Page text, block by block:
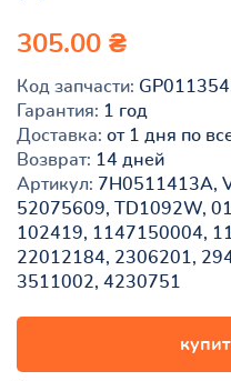
305.00 ₴
Код запчасти:
Гарантия: 1 год
Доставка: от 1 дня по
Возврат: 14 дней
Артикул: 7H0511413A,
52075609, TD1092W,
102419, 1147150004,
22012184, 2306201,
3511002, 4230751